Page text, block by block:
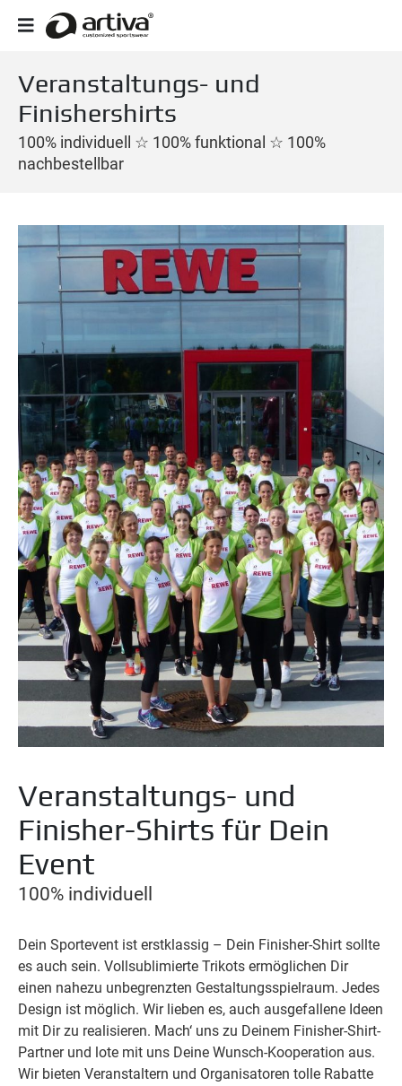
Veranstaltungs- und
Finishershirts
100% individuell ☆ 100% funktional ☆ 100%
nachbestellbar
Veranstaltungs- und
Finisher-Shirts für Dein
Event
100% individuell
Dein Sportevent ist erstklassig – Dein Finisher-Shirt sollte
es auch sein. Vollsublimierte Trikots ermöglichen Dir
einen nahezu unbegrenzten Gestaltungsspielraum. Jedes
Design ist möglich. Wir lieben es, auch ausgefallene Ideen
mit Dir zu realisieren. Mach‘ uns zu Deinem Finisher-Shirt-
Partner und lote mit uns Deine Wunsch-Kooperation aus.
Wir bieten Veranstaltern und Organisatoren tolle Rabatte